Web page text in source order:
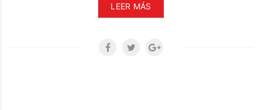
LEER MÁS